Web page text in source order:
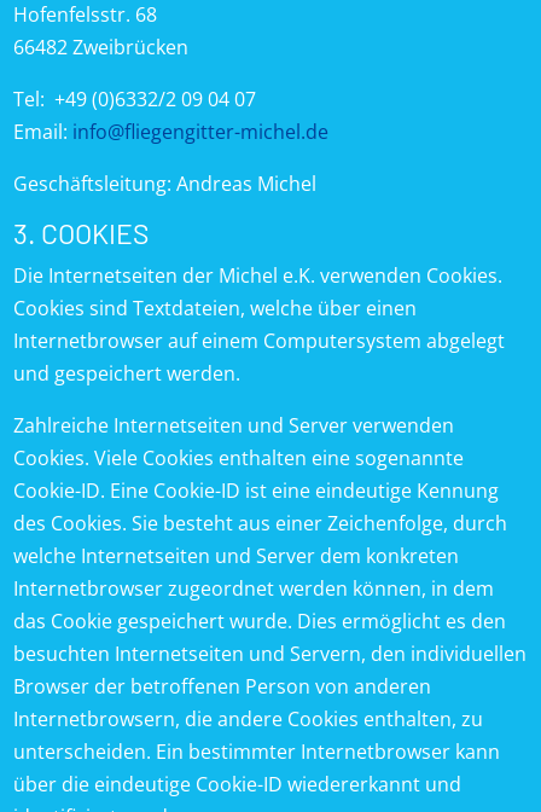
Hofenfelsstr. 68
66482 Zweibrücken
Tel: +49 (0)6332/2 09 04 07
Email: info@fliegengitter-michel.de
Geschäftsleitung: Andreas Michel
3. COOKIES
Die Internetseiten der Michel e.K. verwenden Cookies.
Cookies sind Textdateien, welche über einen
Internetbrowser auf einem Computersystem abgelegt
und gespeichert werden.
Zahlreiche Internetseiten und Server verwenden
Cookies. Viele Cookies enthalten eine sogenannte
Cookie-ID. Eine Cookie-ID ist eine eindeutige Kennung
des Cookies. Sie besteht aus einer Zeichenfolge, durch
welche Internetseiten und Server dem konkreten
Internetbrowser zugeordnet werden können, in dem
das Cookie gespeichert wurde. Dies ermöglicht es den
besuchten Internetseiten und Servern, den individuellen
Browser der betroffenen Person von anderen
Internetbrowsern, die andere Cookies enthalten, zu
unterscheiden. Ein bestimmter Internetbrowser kann
über die eindeutige Cookie-ID wiedererkannt und